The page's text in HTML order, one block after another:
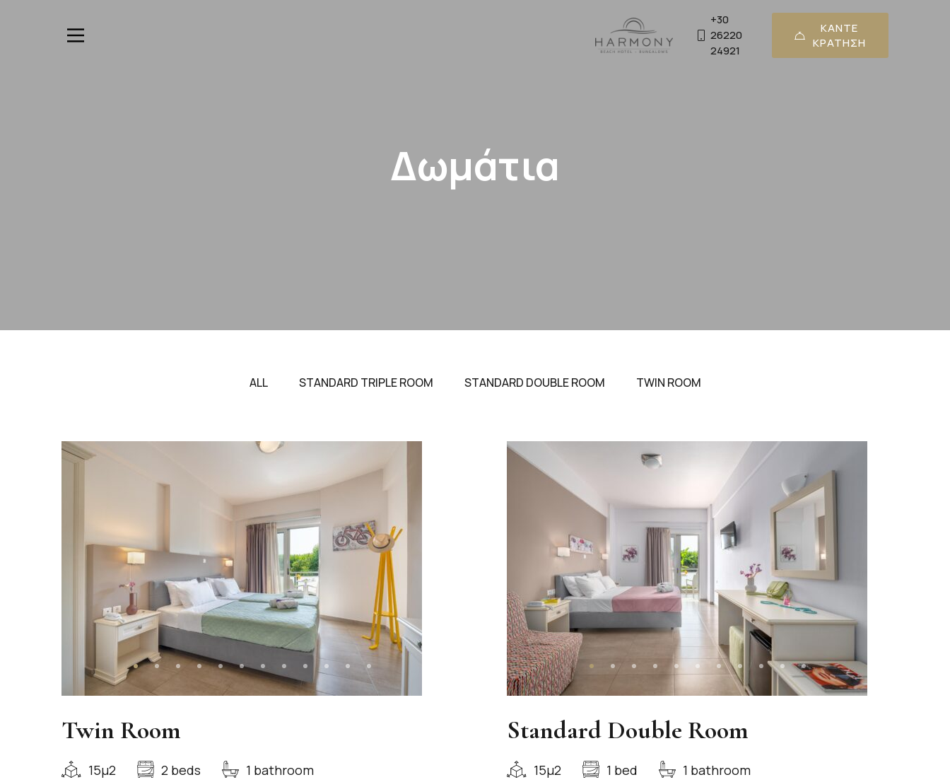
+30
26220
24921
ΚΑΝΤΕ
ΚΡΑΤΗΣΗ
Δωμάτια
ALL STANDARD TRIPLE ROOM STANDARD DOUBLE ROOM TWIN ROOM
Twin Room
15μ2 2 beds
1 bathroom
Standard Double Room
15μ2 1 bed
1 bathroom